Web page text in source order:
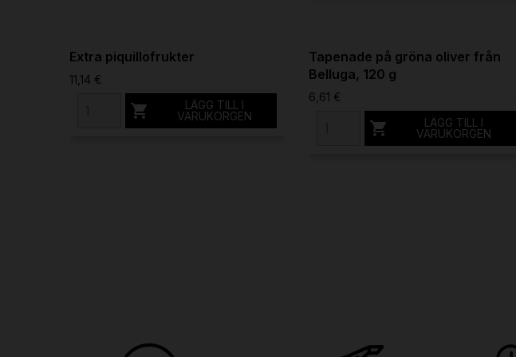
Extra piquillofrukter
11,14 €

LÄGG TILL I
VARUKORGEN
Tapenade på gröna oliver från
Belluga, 120 g
6,61 €

LÄGG TILL I
VARUKORGEN